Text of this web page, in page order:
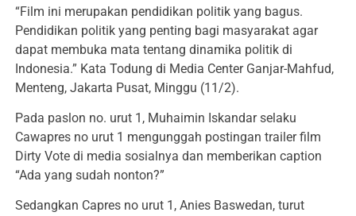
“Film ini merupakan pendidikan politik yang bagus.
Pendidikan politik yang penting bagi masyarakat agar
dapat membuka mata tentang dinamika politik di
Indonesia.” Kata Todung di Media Center Ganjar-Mahfud,
Menteng, Jakarta Pusat, Minggu (11/2).
Pada paslon no. urut 1, Muhaimin Iskandar selaku
Cawapres no urut 1 mengunggah postingan trailer film
Dirty Vote di media sosialnya dan memberikan caption
“Ada yang sudah nonton?”
Sedangkan Capres no urut 1, Anies Baswedan, turut